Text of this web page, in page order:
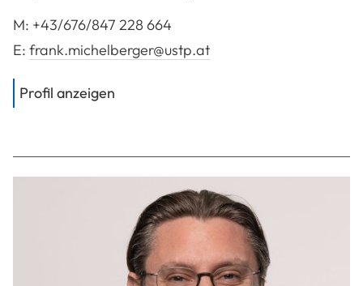
M: +43/676/847 228 664
E: frank.michelberger@ustp.at
Profil anzeigen